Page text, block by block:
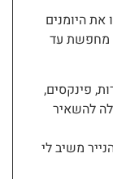
את היומנים
מחפשת עד
פינקסים,
להשאיר
משיב לי